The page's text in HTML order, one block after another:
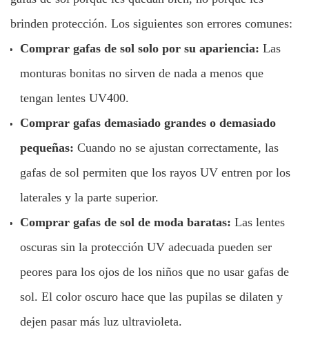
brinden protección. Los siguientes son errores comunes:
Comprar gafas de sol solo por su apariencia: Las
monturas bonitas no sirven de nada a menos que
tengan lentes UV400.
Comprar gafas demasiado grandes o demasiado
pequeñas: Cuando no se ajustan correctamente, las
gafas de sol permiten que los rayos UV entren por los
laterales y la parte superior.
Comprar gafas de sol de moda baratas: Las lentes
oscuras sin la protección UV adecuada pueden ser
peores para los ojos de los niños que no usar gafas de
sol. El color oscuro hace que las pupilas se dilaten y
dejen pasar más luz ultravioleta.